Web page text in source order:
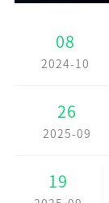
08
2024-10
26
2025-09
19